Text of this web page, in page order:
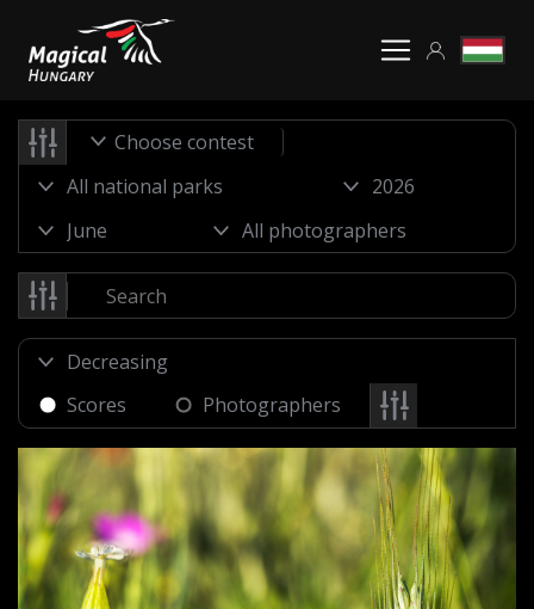
Choose contest
Scores Photographers